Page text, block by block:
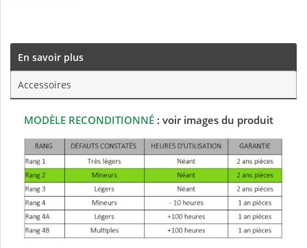
En savoir plus
Accessoires
MODÈLE RECONDITIONNÉ : voir images du produit